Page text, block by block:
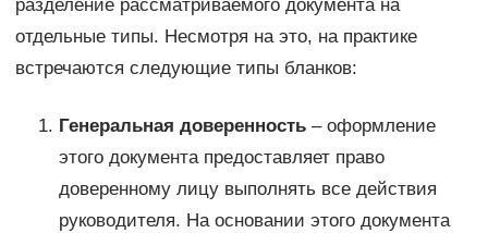
разделение рассматриваемого документа на
отдельные типы. Несмотря на это, на практике
встречаются следующие типы бланков:
Генеральная доверенность– оформление
этого документа предоставляет право
доверенному лицу выполнять все действия
руководителя. На основании этого документа